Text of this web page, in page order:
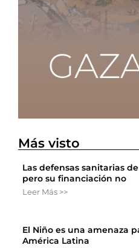
Más visto
Las defensas sanitarias
pero su financiación no
Leer Más >>
El Niño es una amenaza
América Latina